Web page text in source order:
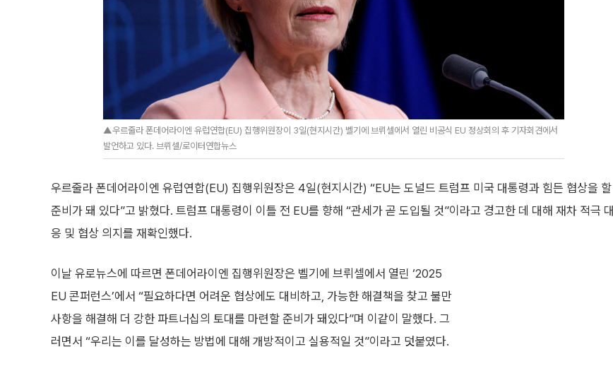
▲우르줄라 폰데어라이엔 유럽연합(EU) 집행위원장이 3일(현지시간) 벨기에 브뤼셀에서 열린 비공식 EU 정상회의 후 기자회견에서
발언하고 있다. 브뤼셀/로이터연합뉴스
우르줄라 폰데어라이엔 유럽연합(EU) 집행위원장은 4일(현지시간) “EU는 도널드 트럼프 미국 대통령과 힘든 협상을 할
준비가 돼 있다”고 밝혔다. 트럼프 대통령이 이틀 전 EU를 향해 “관세가 곧 도입될 것”이라고 경고한 데 대해 재차 적극 대
응 및 협상 의지를 재확인했다.
이날 유로뉴스에 따르면 폰데어라이엔 집행위원장은 벨기에 브뤼셀에서 열린 ‘2025
EU 콘퍼런스’에서 “필요하다면 어려운 협상에도 대비하고, 가능한 해결책을 찾고 불만
사항을 해결해 더 강한 파트너십의 토대를 마련할 준비가 돼있다”며 이같이 말했다. 그
러면서 “우리는 이를 달성하는 방법에 대해 개방적이고 실용적일 것”이라고 덧붙였다.